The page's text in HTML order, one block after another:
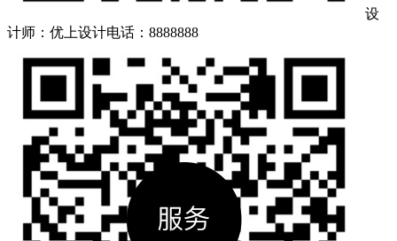
设
计师：优上设计电话：8888888